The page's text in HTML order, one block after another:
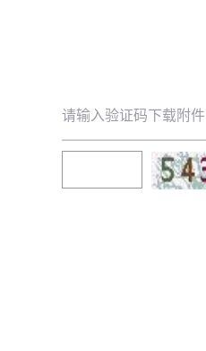
请输入验证码下载附件